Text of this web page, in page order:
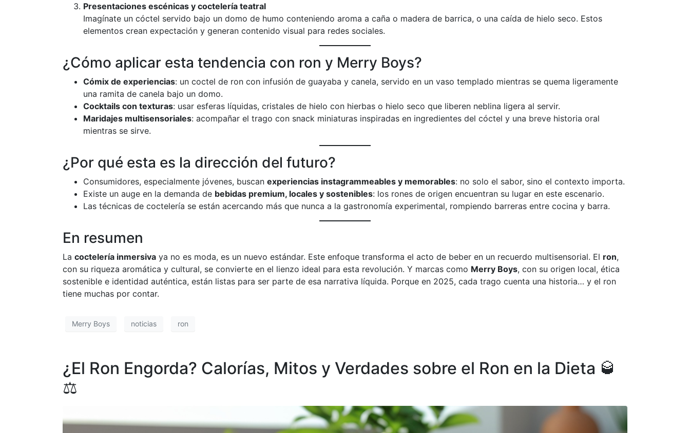
Presentaciones escénicas y coctelería teatral
Imagínate un cóctel servido bajo un domo de humo conteniendo aroma a caña o madera de barrica, o una caída de hielo seco. Estos
elementos crean expectación y generan contenido visual para redes sociales.
¿Cómo aplicar esta tendencia con ron y Merry Boys?
Cómix de experiencias: un coctel de ron con infusión de guayaba y canela, servido en un vaso templado mientras se quema ligeramente
una ramita de canela bajo un domo.
Cocktails con texturas: usar esferas líquidas, cristales de hielo con hierbas o hielo seco que liberen neblina ligera al servir.
Maridajes multisensoriales: acompañar el trago con snack miniaturas inspiradas en ingredientes del cóctel y una breve historia oral
mientras se sirve.
¿Por qué esta es la dirección del futuro?
Consumidores, especialmente jóvenes, buscan experiencias instagrammeables y memorables: no solo el sabor, sino el contexto importa.
Existe un auge en la demanda de bebidas premium, locales y sostenibles: los rones de origen encuentran su lugar en este escenario.
Las técnicas de coctelería se están acercando más que nunca a la gastronomía experimental, rompiendo barreras entre cocina y barra.
En resumen
La coctelería inmersiva ya no es moda, es un nuevo estándar. Este enfoque transforma el acto de beber en un recuerdo multisensorial. El ron,
con su riqueza aromática y cultural, se convierte en el lienzo ideal para esta revolución. Y marcas como Merry Boys, con su origen local, ética
sostenible e identidad auténtica, están listas para ser parte de esa narrativa líquida. Porque en 2025, cada trago cuenta una historia… y el ron
tiene muchas por contar.
Merry Boys noticias ron
¿El Ron Engorda? Calorías, Mitos y Verdades sobre el Ron en la Dieta 🥃
⚖️